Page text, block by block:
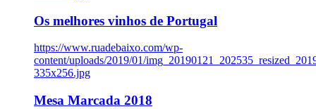
Os melhores vinhos de Portugal
https://www.ruadebaixo.com/wp-
content/uploads/2019/01/
335x256.jpg
Mesa Marcada 2018